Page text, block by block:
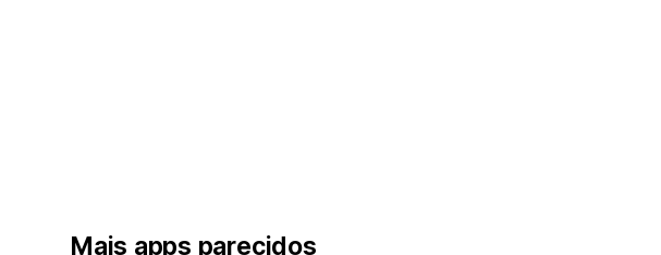
Mais apps parecidos